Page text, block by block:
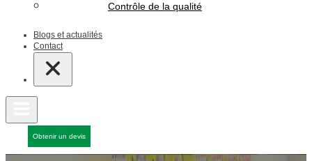
Contrôle de la qualité
Blogs et actualités
Contact
Obtenir un devis